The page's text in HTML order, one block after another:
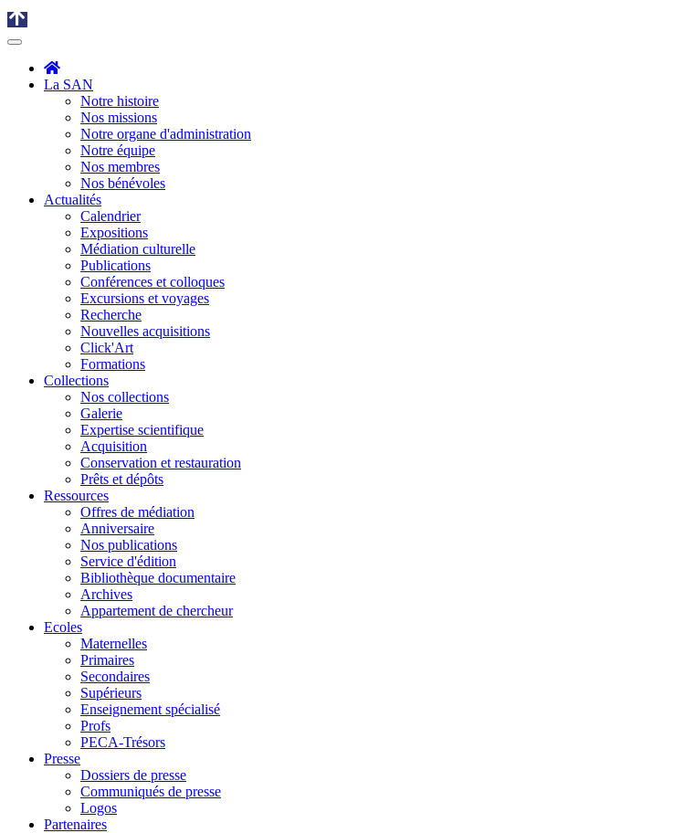
La SAN
Notre histoire
Nos missions
Notre organe d'administration
Notre équipe
Nos membres
Nos bénévoles
Actualités
Calendrier
Expositions
Médiation culturelle
Publications
Conférences et colloques
Excursions et voyages
Recherche
Nouvelles acquisitions
Click'Art
Formations
Collections
Nos collections
Galerie
Expertise scientifique
Acquisition
Conservation et restauration
Prêts et dépôts
Ressources
Offres de médiation
Anniversaire
Nos publications
Service d'édition
Bibliothèque documentaire
Archives
Appartement de chercheur
Ecoles
Maternelles
Primaires
Secondaires
Supérieurs
Enseignement spécialisé
Profs
PECA-Trésors
Presse
Dossiers de presse
Communiqués de presse
Logos
Partenaires